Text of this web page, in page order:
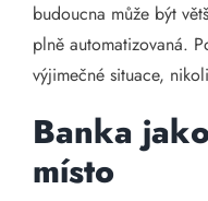
budoucna může být
plně automatizovaná.
výjimečné situace,
Banka
místo